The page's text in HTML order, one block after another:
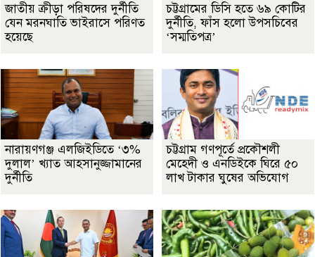
জাতীয় ক্রীড়া পরিষদের দুর্নীতি
যেন মরনঘাতি ভাইরাসে পরিণত
হয়েছে
চট্টগ্রামের ডিসি হতে ৬৯ কোটির
দুর্নীতি, ফাঁস হলো উপসচিবের
‘সম্মতিপত্র’
নারায়ণগঞ্জ এলজিইডিতে ‘৩%
দুলাল’ খ্যাত আহসানুজ্জামানের
দুর্নীতি
চট্টগ্রাম গণপূর্তে প্রকৌশলী
মেহেদী ও এনডিইকে ঘিরে ৫০
লাখ টাকার ঘুষের অভিযোগ